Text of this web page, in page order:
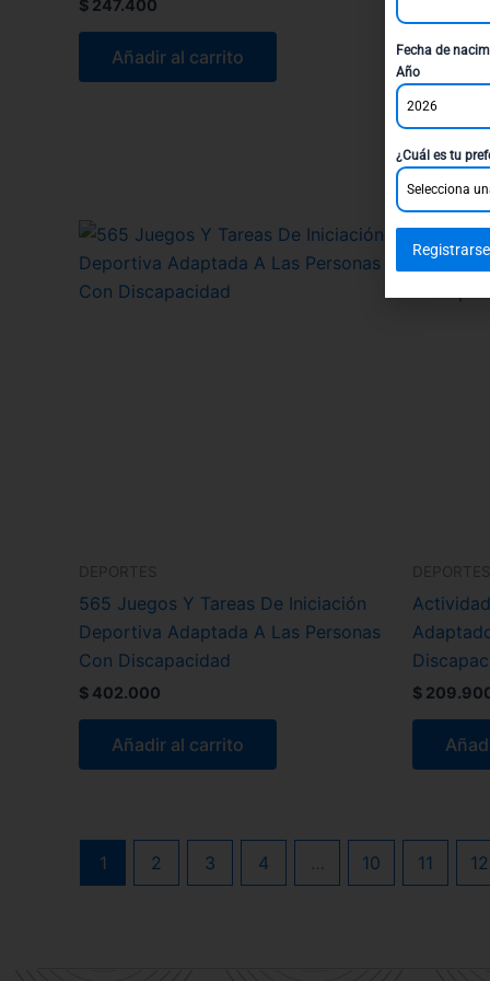
$ 247.400
Añadir al carrito
DEPORTES
565 Juegos Y Tareas De Iniciación
Deportiva Adaptada A Las Personas
Con Discapacidad
$ 402.000
Añadir al carrito
DEPORTES
$
1 2 3 4 … 10 11 12
Fecha de
Año
2026
¿Cuál es tu
Selecciona
Registrarse